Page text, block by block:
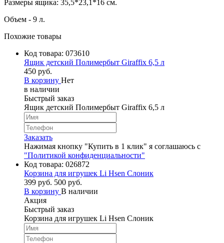
Размеры ящика: 35,5*23,1*16 см.
Объем - 9 л.
Похожие товары
Код товара: 073610
Ящик детский Полимербыт Giraffix 6,5 л
450 руб.
В корзину Нет
в наличии
Быстрый заказ
Ящик детский Полимербыт Giraffix 6,5 л
Заказать
Нажимая кнопку "Купить в 1 клик" я соглашаюсь с
"Политикой конфиденциальности"
Код товара: 026872
Корзина для игрушек Li Hsen Слоник
399 руб. 500 руб.
В корзину В наличии
Акция
Быстрый заказ
Корзина для игрушек Li Hsen Слоник